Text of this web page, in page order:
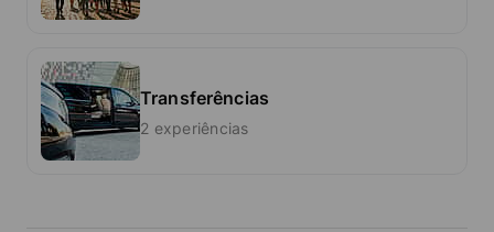
Transferências
2 experiências